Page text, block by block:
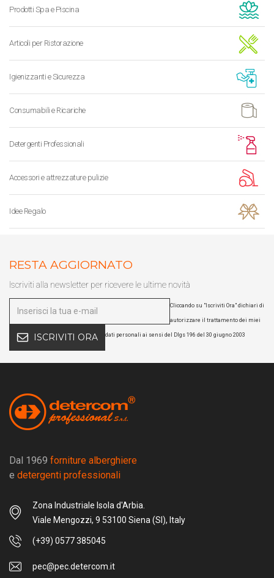
Prodotti Spa e Piscina
Articoli per Ristorazione
Igienizzanti e Sicurezza
Consumabili e Ricariche
Detergenti Professionali
Accessori e attrezzature pulizie
Idee Regalo
RESTA AGGIORNATO
Iscriviti alla newsletter per ricevere le ultime novità
ISCRIVITI ORA
Cliccando su "Iscriviti Ora" dichiari di
autorizzare il trattamento dei miei
dati personali ai sensi del Dlgs 196 del 30 giugno 2003
Dal 1969 forniture alberghiere
e detergenti professionali
Zona Industriale Isola d'Arbia.
Viale Mengozzi, 9 53100 Siena (SI), Italy
(+39) 0577 385045
pec@pec.detercom.it